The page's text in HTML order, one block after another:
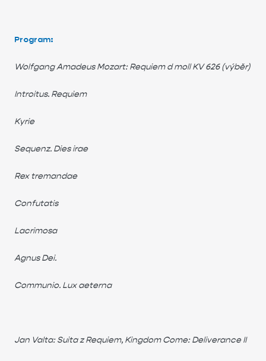
Program:
Wolfgang Amadeus Mozart: Requiem d moll KV 626 (výběr)
Introitus. Requiem
Kyrie
Sequenz. Dies irae
Rex tremandae
Confutatis
Lacrimosa
Agnus Dei.
Communio. Lux aeterna
Jan Valta: Suita z Requiem, Kingdom Come: Deliverance II